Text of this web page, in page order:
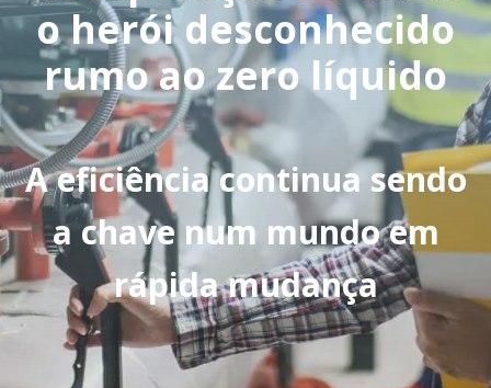
o herói desconhecido
rumo ao zero líquido
A eficiência continua sendo
a chave num mundo em
rápida mudança